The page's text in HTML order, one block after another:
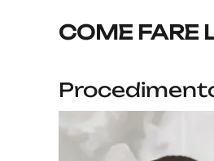
COME FARE